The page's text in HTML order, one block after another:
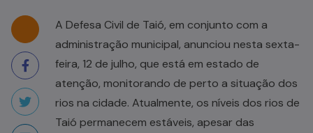
A Defesa Civil de Taió, em conjunto com a
administração municipal, anunciou nesta sexta-
feira, 12 de julho, que está em estado de
atenção, monitorando de perto a situação dos
rios na cidade. Atualmente, os níveis dos rios de
Taió permanecem estáveis, apesar das